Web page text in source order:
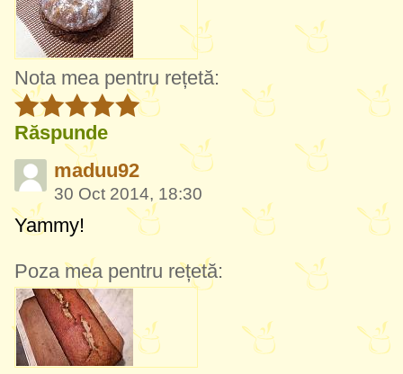
Nota mea pentru rețetă:
Răspunde
maduu92
30 Oct 2014, 18:30
Yammy!
Poza mea pentru rețetă: